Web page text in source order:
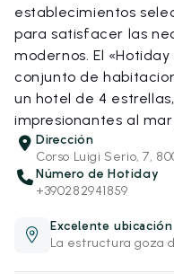
establecimientos
para satisfacer las
modernos. El
conjunto de
un hotel de 4
impresionantes al
Dirección
Corso Luigi Serio, 7,
Número de Hotiday
+390282941859
Excelente ubicación
La estructura goza